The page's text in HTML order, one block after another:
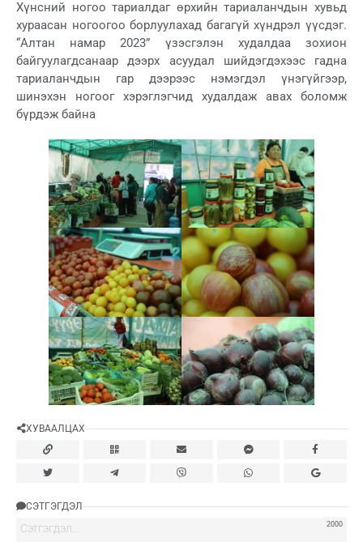
Хүнсний ногоо тариалдаг өрхийн тариаланчдын хувьд
хураасан ногоогоо борлуулахад багагүй хүндрэл үүсдэг.
“Алтан намар 2023” үзэсгэлэн худалдаа зохион
байгуулагдсанаар дээрх асуудал шийдэгдэхээс гадна
тариаланчдын гар дээрээс нэмэгдэл үнэгүйгээр,
шинэхэн ногоог хэрэглэгчид худалдаж авах боломж
бүрдэж байна
ХУВААЛЦАХ
СЭТГЭГДЭЛ
2000